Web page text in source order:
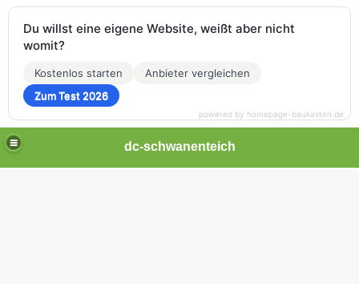
dc-schwanenteich
Du willst eine eigene Website, weißt aber nicht
womit?
Kostenlos starten
Anbieter vergleichen
Zum Test 2026
powered by homepage-baukasten.de